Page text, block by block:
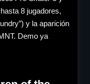
8 jugadores,
y la aparición
Demo ya